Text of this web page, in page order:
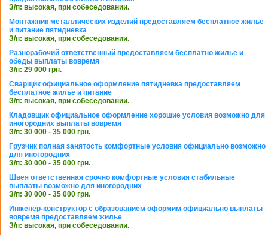
З/п: высокая, при собеседовании.
Монтажник металлических изделий предоставляем бесплатное жилье
и питание пятидневка
З/п: высокая, при собеседовании.
Разнорабочий ответственный предоставляем бесплатно жилье и
обеды выплаты вовремя
З/п: 29 000 грн.
Сварщик официальное оформление пятидневка предоставляем
бесплатное жилье и питание
З/п: высокая, при собеседовании.
Кладовщик официальное оформление хорошие условия возможно для
иногородних выплаты вовремя
З/п: 30 000 - 35 000 грн.
Грузчик полная занятость комфортные условия официально возможно
для иногородних
З/п: 30 000 - 35 000 грн.
Швея ответственная срочно комфортные условия стабильные
выплаты возможно для иногородних
З/п: 30 000 - 35 000 грн.
Инженер-конструктор с образованием оформим официально выплаты
вовремя предоставляем жилье
З/п: высокая, при собеседовании.